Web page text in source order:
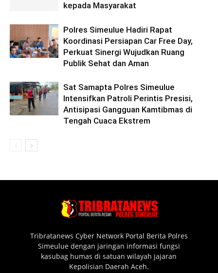
kepada Masyarakat
Polres Simeulue Hadiri Rapat
Koordinasi Persiapan Car Free Day,
Perkuat Sinergi Wujudkan Ruang
Publik Sehat dan Aman
Sat Samapta Polres Simeulue
Intensifkan Patroli Perintis Presisi,
Antisipasi Gangguan Kamtibmas di
Tengah Cuaca Ekstrem
Tribratanews Cyber Network Portal Berita Polres
Simeulue dengan jaringan informasi fungsi
kasubag humas di satuan wilayah jajaran
Kepolisian Daerah Aceh.